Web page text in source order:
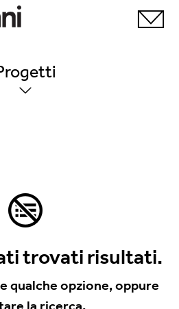
trovati risultati.
qualche opzione, oppure